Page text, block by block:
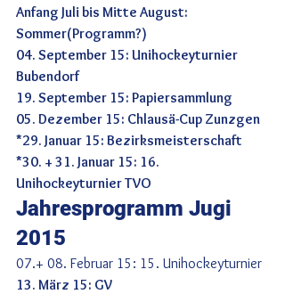
Anfang Juli bis Mitte August:
Sommer(Programm?)
04. September 15: Unihockeyturnier
Bubendorf
19. September 15: Papiersammlung
05. Dezember 15: Chlausä-Cup Zunzgen
*29. Januar 15: Bezirksmeisterschaft
*30. + 31. Januar 15: 16.
Unihockeyturnier TVO
Jahresprogramm Jugi
2015
07.+ 08. Februar 15: 15. Unihockeyturnier
13. März 15: GV